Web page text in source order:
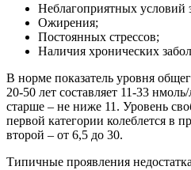
Неблагоприятных условий
Ожирения;
Постоянных стрессов;
Наличия хронических
В норме показатель уровня
20-50 лет составляет 11-33
старше – не ниже 11. Уровень
первой категории колеблется в
второй – от 6,5 до 30.
Типичные проявления